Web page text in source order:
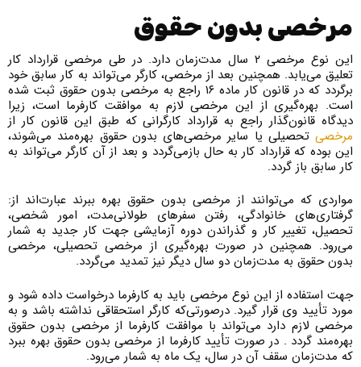
مرخصی بدون حقوق
این نوع مرخصی ۲ سال مدت‌زمان دارد. در طی مرخصی قرارداد کار
تعلیق می‌یابد. همچنین بعد از مرخصی، کارگر می‌تواند به کار سابق خود
برگردد که در قانون کار ماده ۱۶ راجع به مرخصی بدون حقوق ثبت شده
است. بهره‌گیری از این مرخصی لازم به موافقت کارفرما است، زیرا
دیدگاه قانون‌گذار راجع به قرارداد کارگرانی که طبق این قانون کار از
مرخصی تحصیلی یا سایر مرخصی‌های بدون حقوق بهره‌مند می‌شوند،
این بوده که قرارداد کار به حال بازمی‌گردد و بعد از آن کارگر می‌تواند به
کار سابق باز گردد.
مواردی که می‌توانند از مرخصی بدون حقوق بهره ببرند عبارت‌اند از:
گرفتاری‌های خانوادگی، رفتن سفر‌های طولانی‌مدت، امور شخصی،
تحصیل، تغییر کار و گذراندن دوره آزمایشی جهت کار جدید به شمار
می‌رود. همچنین در صورت بهره‌گیری از مرخصی تحصیلی، مرخصی
بدون حقوق به مدت‌زمان دو سال دیگر نیز تمدید می‌گردد.
جهت استفاده از این نوع مرخصی باید به کارفرما درخواست داده شود و
مورد تأیید وی قرار گیرد. درصورتی‌که کارگر استحقاقی نداشته باشد و به
مرخصی لازم دارد می‌تواند با موافقت کارفرما از مرخصی بدون حقوق
بهره‌مند گردد . در صورت تأیید کارفرما از مرخصی بدون حقوق بهره ببرد
که مدت‌زمان سقف آن در سال، یک ماه به شمار می‌رود.